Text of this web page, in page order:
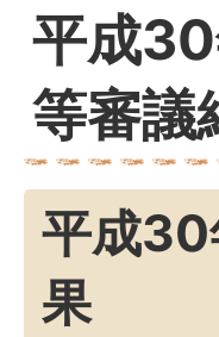
平成
等審議
平成30
果